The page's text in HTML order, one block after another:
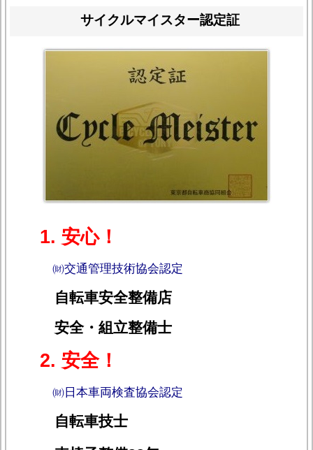
サイクルマイスター認定証
1. 安心！
㈶交通管理技術協会認定
自転車安全整備店
安全・組立整備士
2. 安全！
㈶日本車両検査協会認定
自転車技士